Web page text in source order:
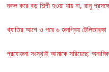
নকল করে বড় শিল্পী হওয়া যায় না, রানু
খ্যাতির আগে ও পরে ৬ জনপ্রিয় টেলিতারকা
প্রযোজনা সংস্থাই আমাকে সরিয়েছে: